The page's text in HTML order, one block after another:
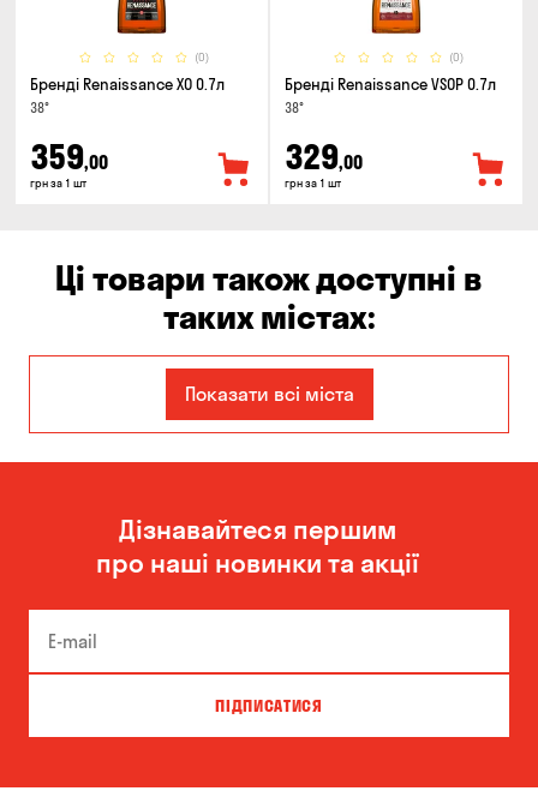
(0)
Бренді Renaissance XO 0.7л
38°
359,00
грн за 1 шт
(0)
Бренді Renaissance VSOP 0.7л
38°
329,00
грн за 1 шт
Ці товари також доступні в
таких містах:
Київ Кропивницький
Олександрівка Чорноморськ
Показати всі міста
Дізнавайтеся першим
про наші новинки та акції
ПІДПИСАТИСЯ